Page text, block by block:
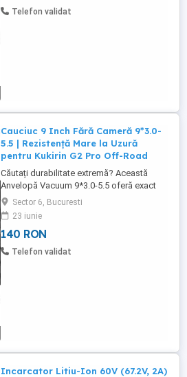
pentru lucrări agricole, grădinărit sau
Telefon validat
Cauciuc 9 Inch Fără Cameră 9*3.0-
5.5 | Rezistență Mare la Uzură
pentru Kukirin G2 Pro Off-Road
Căutați durabilitate extremă? Această
Anvelopă Vacuum 9*3.0-5.5 oferă exact
asta. Este soluția Tubeless ideală pentru
Kukirin G2 Pro DB Scooter, garantând
Rezistență Puternică la Uzură. Datorită
designului său Off-Road, acest cauciuc
de 9 inch se descurcă excelent pe orice
Sector 6, Bucuresti
23 iunie
140 RON
Telefon validat
Incarcator Litiu-Ion 60V (67.2V, 2A)